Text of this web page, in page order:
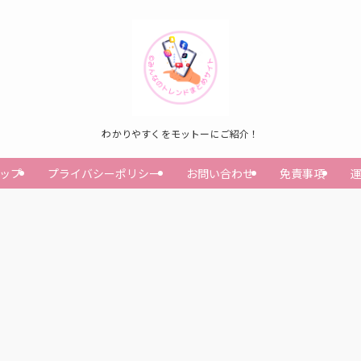
わかりやすくをモットーにご紹介！
プ プライバシーポリシー お問い合わせ 免責事項